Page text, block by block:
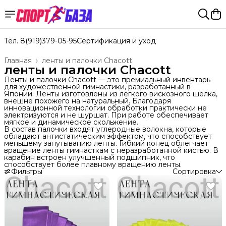
Тел. 8(919)379-05-95Сертификация и уход
ленты и палочки Chacott
Главная ›
ленты и палочки Chacott
Ленты и палочки Chacott — это премиальный инвентарь
для художественной гимнастики, разработанный в
Японии. Ленты изготовлены из лёгкого вискозного шёлка,
внешне похожего на натуральный. Благодаря
инновационной технологии обработки практически не
электризуются и не шуршат. При работе обеспечивает
мягкое и динамическое скольжение.
В состав палочки входят углеродные волокна, которые
обладают антистатическим эффектом, что способствует
меньшему запутыванию ленты. Гибкий конец облегчает
вращение ленты гимнасткам с неразработанной кистью. В
карабин встроен улучшенный подшипник, что
способствует более плавному вращению ленты.
Фильтры Сортировка